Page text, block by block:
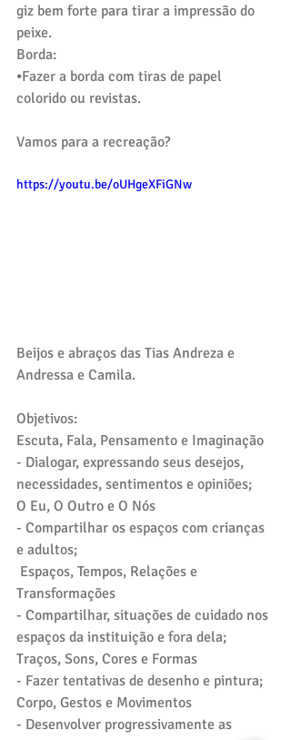
giz bem forte para tirar a impressão do
peixe.
Borda:
⦁Fazer a borda com tiras de papel
colorido ou revistas.
Vamos para a recreação?
https://youtu.be/oUHgeXFiGNw
Beijos e abraços das Tias Andreza e
Andressa e Camila.
Objetivos:
Escuta, Fala, Pensamento e Imaginação
- Dialogar, expressando seus desejos,
necessidades, sentimentos e opiniões;
O Eu, O Outro e O Nós
- Compartilhar os espaços com crianças
e adultos;
Transformações
- Compartilhar, situações de cuidado nos
espaços da instituição e fora dela;
Traços, Sons, Cores e Formas
- Fazer tentativas de desenho e pintura;
Corpo, Gestos e Movimentos
- Desenvolver progressivamente as